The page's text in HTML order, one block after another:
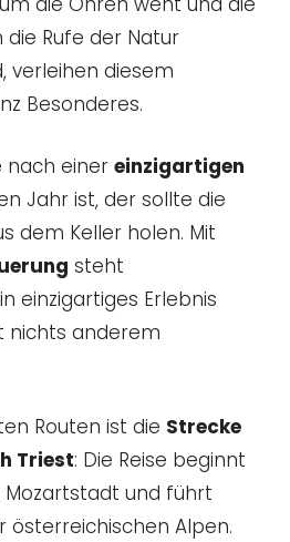
die Rufe der Natur
verleihen diesem
Besonderes.
nach einer einzigartigen
Jahr ist, der sollte die
dem Keller holen. Mit
steht
einzigartiges Erlebnis
nichts anderem
Routen ist die Strecke
Triest: Die Reise beginnt
und führt
österreichischen Alpen.